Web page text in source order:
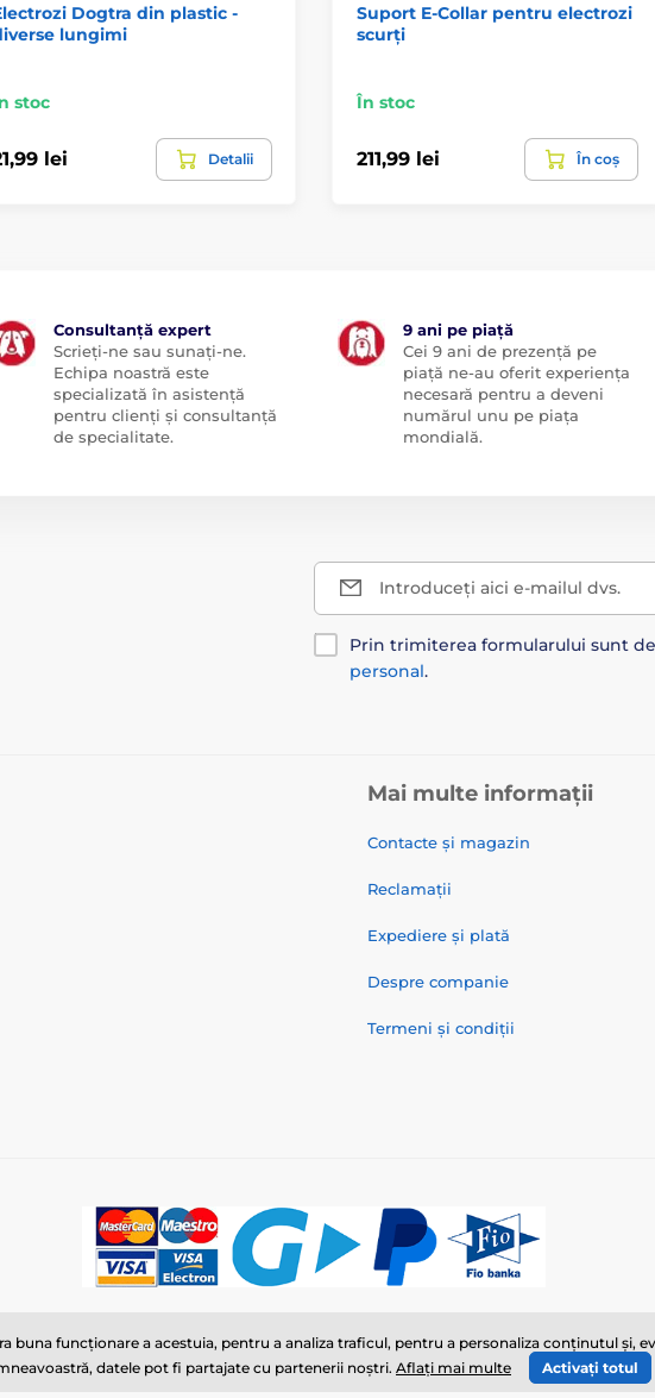
Dogtra din plastic -
lungimi
stoc
lei Detalii
Suport E-Collar pentru electrozi
scurți
În stoc
211,99 lei În coș
Consultanță expert
Scrieți-ne sau sunați-ne.
Echipa noastră este
specializată în asistență
pentru clienți și consultanță
de specialitate.
9 ani pe piață
Cei 9 ani de prezență pe
piață ne-au oferit experiența
necesară pentru a deveni
numărul unu pe piața
mondială.
Introduceți aici e-mailul dvs.
Prin trimiterea formularului sunt
personal.
Mai multe informații
Contacte și magazin
Reclamații
Expediere și plată
Despre companie
Termeni și condiții
buna funcționare a acestuia, pentru a analiza traficul, pentru a personaliza conținutul și,
datele pot fi partajate cu partenerii noștri. Aflați mai multe Activați totul